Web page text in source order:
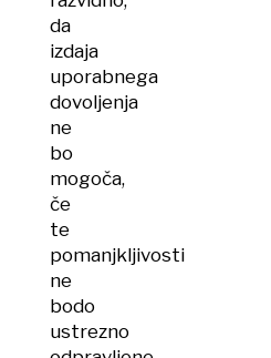
da
izdaja
uporabnega
dovoljenja
ne
bo
mogoča,
če
te
pomanjkljivosti
ne
bodo
ustrezno